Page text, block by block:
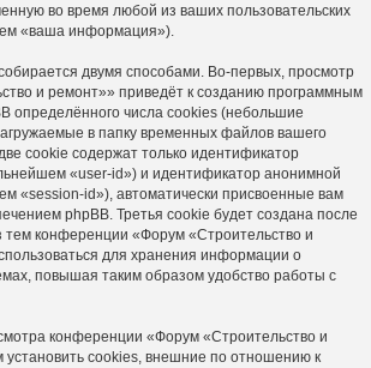
во время любой из ваших пользовательских
«ваша информация»).
двумя способами. Во-первых, просмотр
и ремонт»» приведёт к созданию программным
определённого числа cookies (небольшие
в папку временных файлов вашего
cookie содержат только идентификатор
«user-id») и идентификатор анонимной
«session-id»), автоматически присвоенные вам
phpBB. Третья cookie будет создана после
тем конференции «Форум «Строительство и
для хранения информации о
повышая таким образом удобство работы с
конференции «Форум «Строительство и
cookies, внешние по отношению к